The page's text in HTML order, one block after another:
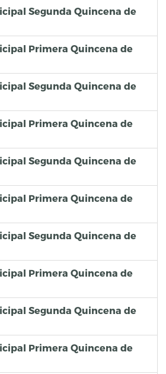
Segunda Quincena de
Primera Quincena de
Segunda Quincena de
Primera Quincena de
Segunda Quincena de
Primera Quincena de
Segunda Quincena de
Primera Quincena de
Segunda Quincena de
Primera Quincena de